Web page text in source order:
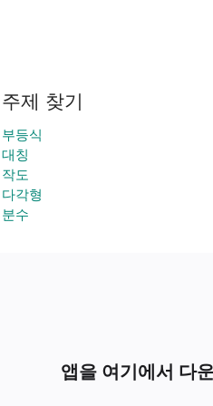
주제 찾기
부등식
대칭
작도
다각형
분수
앱을 여기에서 다